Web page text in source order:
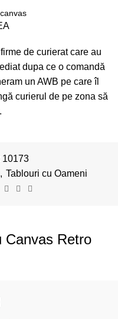
de curierat care au
dupa ce o comandă
un AWB pe care îl
curierul de pe zona să
10173
, Tablouri cu Oameni
Canvas Retro